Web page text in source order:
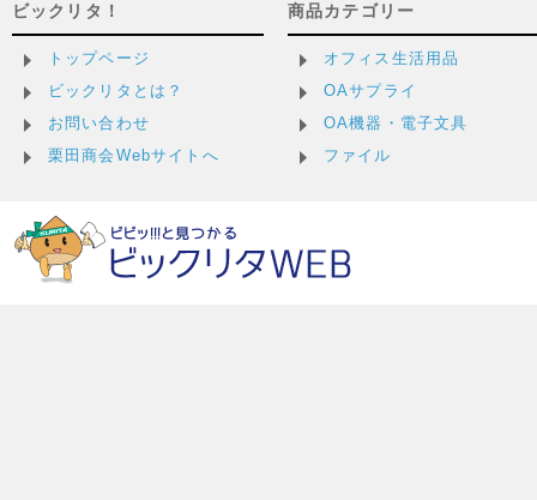
ビックリタ！
トップページ
ビックリタとは？
お問い合わせ
栗田商会Webサイトへ
商品カテゴリー
オフィス生活用品
OAサプライ
OA機器・電子文具
ファイル